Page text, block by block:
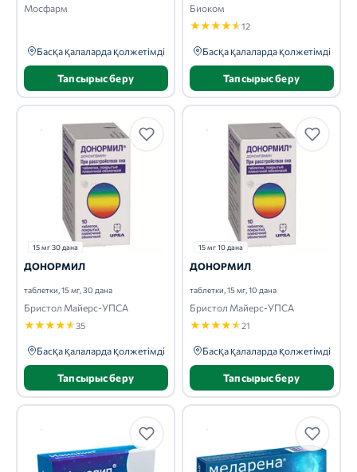
Мосфарм
Басқа қалаларда қолжетімді
Тапсырыс беру
Биоком
★★★★★12
Басқа қалаларда қолжетімді
Тапсырыс беру
15 мг 30 дана
ДОНОРМИЛ
таблетки, 15 мг, 30 дана
Бристол Майерс-УПСА
★★★★★35
Басқа қалаларда қолжетімді
Тапсырыс беру
15 мг 10 дана
ДОНОРМИЛ
таблетки, 15 мг, 10 дана
Бристол Майерс-УПСА
★★★★★21
Басқа қалаларда қолжетімді
Тапсырыс беру